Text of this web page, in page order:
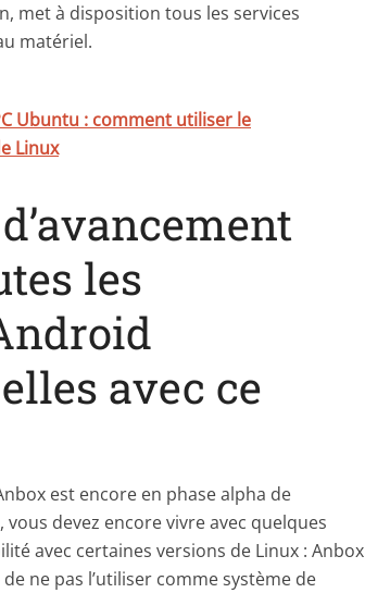
met à disposition tous les services
matériel.
Ubuntu : comment utiliser le
Linux
les
avec ce
est encore en phase alpha de
devez encore vivre avec quelques
avec certaines versions de Linux : Anbox
ne pas l’utiliser comme système de